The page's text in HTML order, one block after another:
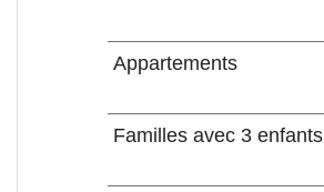
Appartements
Familles avec 3 enfants